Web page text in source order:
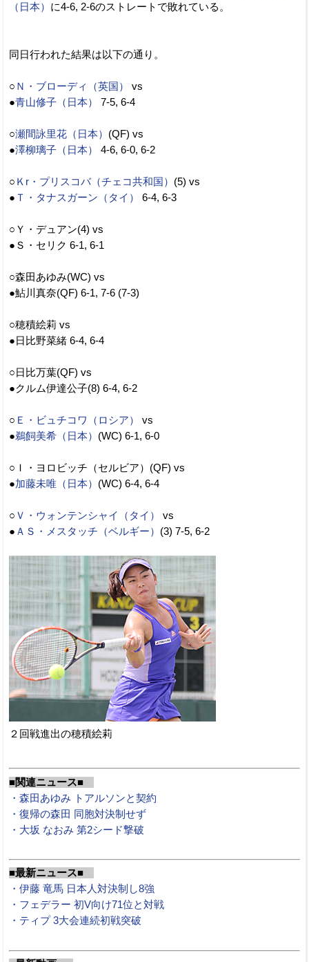
（日本） に4-6, 2-6のストレートで敗れている。
同日行われた結果は以下の通り。
○ Ｎ・ブローディ（英国）
vs
●青山修子（日本） 7-5, 6-4
○瀬間詠里花（日本） (QF) vs
●澤柳璃子（日本） 4-6, 6-0, 6-2
○ Ｋr・プリスコバ（チェコ共和国） (5) vs
● Ｔ・タナスガーン（タイ） 6-4, 6-3
○Ｙ・デュアン(4) vs
●Ｓ・セリク 6-1, 6-1
○森田あゆみ(WC) vs
●鮎川真奈(QF) 6-1, 7-6 (7-3)
○穂積絵莉 vs
●日比野菜緒 6-4, 6-4
○日比万葉(QF) vs
●クルム伊達公子(8) 6-4, 6-2
○ Ｅ・ビュチコワ（ロシア）
vs
●鵜飼美希（日本） (WC) 6-1, 6-0
○Ｉ・ヨロビッチ（セルビア）(QF) vs
●加藤未唯（日本） (WC) 6-4, 6-4
○ Ｖ・ウォンテンシャイ（タイ）
vs
● ＡＳ・メスタッチ（ベルギー） (3) 7-5, 6-2
２回戦進出の穂積絵莉
■関連ニュース■
・森田あゆみ トアルソンと契約
・復帰の森田 同胞対決制せず
・大坂 なおみ 第2シード撃破
■最新ニュース■
・伊藤 竜馬 日本人対決制し8強
・フェデラー 初V向け71位と対戦
・ティプ 3大会連続初戦突破